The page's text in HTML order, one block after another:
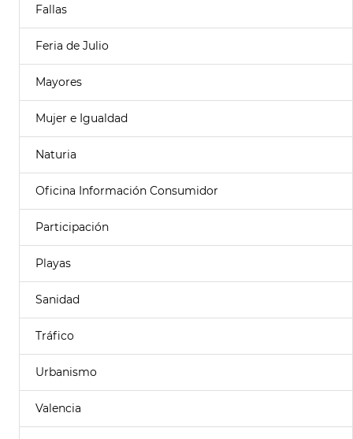
Fallas
Feria de Julio
Mayores
Mujer e Igualdad
Naturia
Oficina Información Consumidor
Participación
Playas
Sanidad
Tráfico
Urbanismo
Valencia